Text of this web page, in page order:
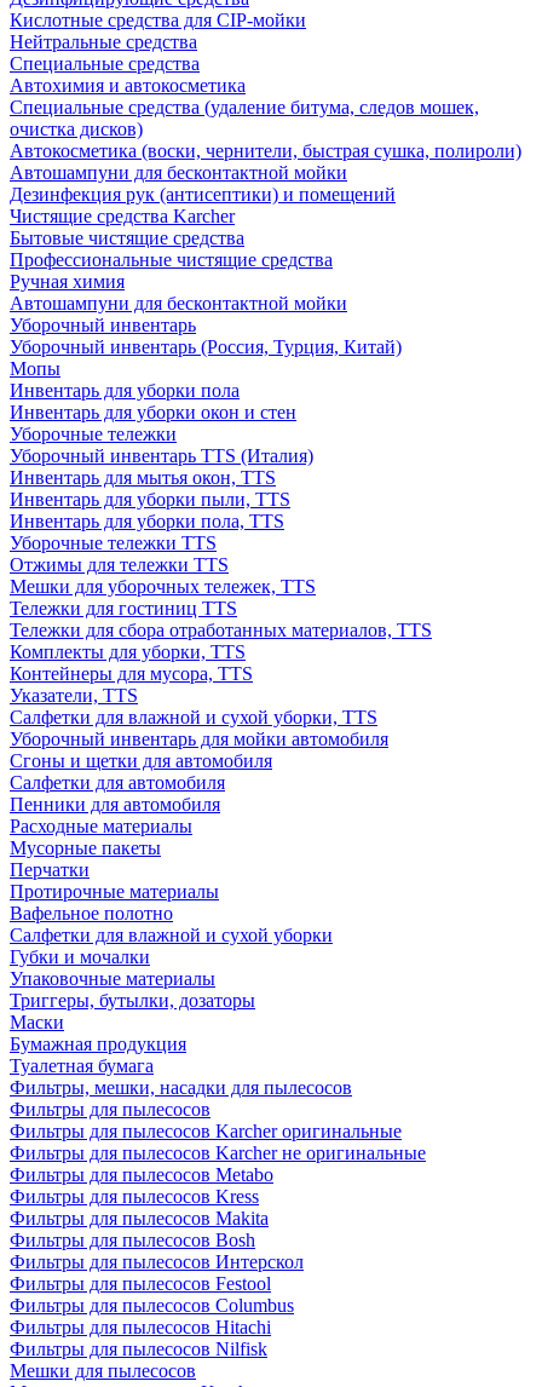
Кислотные средства для CIP-мойки
Нейтральные средства
Специальные средства
Автохимия и автокосметика
Специальные средства (удаление битума, следов мошек,
очистка дисков)
Автокосметика (воски, чернители, быстрая сушка, полироли)
Автошампуни для бесконтактной мойки
Дезинфекция рук (антисептики) и помещений
Чистящие средства Karcher
Бытовые чистящие средства
Профессиональные чистящие средства
Ручная химия
Автошампуни для бесконтактной мойки
Уборочный инвентарь
Уборочный инвентарь (Россия, Турция, Китай)
Мопы
Инвентарь для уборки пола
Инвентарь для уборки окон и стен
Уборочные тележки
Уборочный инвентарь TTS (Италия)
Инвентарь для мытья окон, TTS
Инвентарь для уборки пыли, TTS
Инвентарь для уборки пола, TTS
Уборочные тележки TTS
Отжимы для тележки TTS
Мешки для уборочных тележек, TTS
Тележки для гостиниц TTS
Тележки для сбора отработанных материалов, TTS
Комплекты для уборки, TTS
Контейнеры для мусора, TTS
Указатели, TTS
Салфетки для влажной и сухой уборки, TTS
Уборочный инвентарь для мойки автомобиля
Сгоны и щетки для автомобиля
Салфетки для автомобиля
Пенники для автомобиля
Расходные материалы
Мусорные пакеты
Перчатки
Протирочные материалы
Вафельное полотно
Салфетки для влажной и сухой уборки
Губки и мочалки
Упаковочные материалы
Триггеры, бутылки, дозаторы
Маски
Бумажная продукция
Туалетная бумага
Фильтры, мешки, насадки для пылесосов
Фильтры для пылесосов
Фильтры для пылесосов Karcher оригинальные
Фильтры для пылесосов Karcher не оригинальные
Фильтры для пылесосов Metabo
Фильтры для пылесосов Kress
Фильтры для пылесосов Makita
Фильтры для пылесосов Bosh
Фильтры для пылесосов Интерскол
Фильтры для пылесосов Festool
Фильтры для пылесосов Columbus
Фильтры для пылесосов Hitachi
Фильтры для пылесосов Nilfisk
Мешки для пылесосов